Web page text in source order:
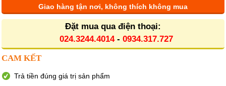
Giao hàng tận nơi, không thích không mua
Đặt mua qua điện thoại:
024.3244.4014- 0934.317.727
CAM KẾT
Trả tiền đúng giá trị sản phẩm